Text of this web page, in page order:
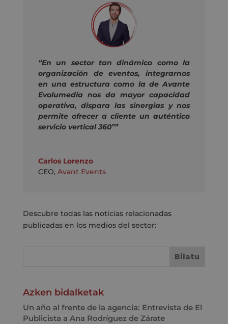
“En un sector tan dinámico como la
organización de eventos, integrarnos
en una estructura como la de Avante
Evolumedia nos da mayor capacidad
operativa, dispara las sinergias y nos
permite ofrecer a cliente un auténtico
servicio vertical 360º”
Carlos Lorenzo
CEO, Avant Events
Descubre todas las noticias relacionadas
publicadas en los medios del sector:
Azken bidalketak
Un año al frente de la agencia: Entrevista de El
Publicista a Ana Rodríguez de Zárate